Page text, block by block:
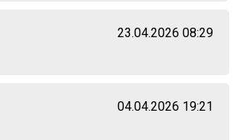
23.04.2026 08:29
04.04.2026 19:21